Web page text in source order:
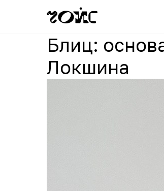
Блиц:
Локшина